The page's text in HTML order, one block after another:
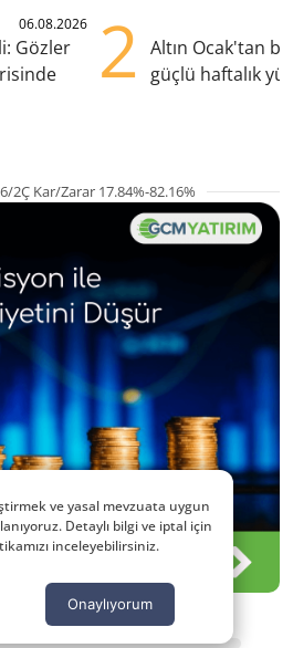
06.08.2026
Gözler
2
Altın Ocak'tan
güçlü haftalık
2Ç Kar/Zarar 17.84%-82.16%
ve yasal mevzuata uygun
Detaylı bilgi ve iptal için
inceleyebilirsiniz.
Onaylıyorum